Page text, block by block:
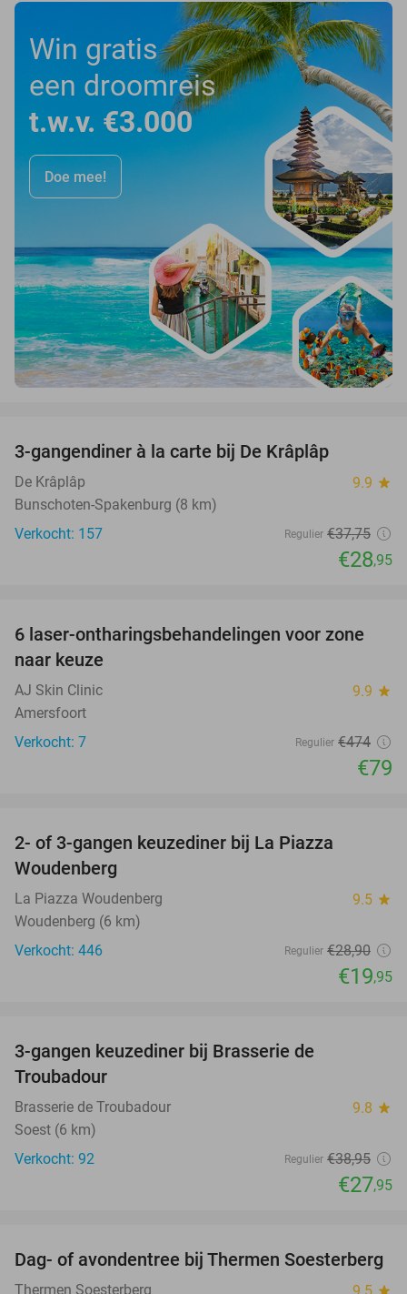
Win gratis
een droomreis
t.w.v. €3.000
Doe mee!
3-gangendiner à la carte bij De Krâplâp
De Krâplâp 9.9 star
Bunschoten-Spakenburg (8 km)
Verkocht: 157
Regulier €37,75
€28,95
83%
6 laser-ontharingsbehandelingen voor zone
naar keuze
AJ Skin Clinic 9.9 star
Amersfoort
Verkocht: 7
Regulier €474
€79
2- of 3-gangen keuzediner bij La Piazza
Woudenberg
La Piazza Woudenberg 9.5 star
Woudenberg (6 km)
Verkocht: 446
Regulier €28,90
€19,95
3-gangen keuzediner bij Brasserie de
Troubadour
Brasserie de Troubadour 9.8 star
Soest (6 km)
Verkocht: 92
Regulier €38,95
€27,95
29%
Dag- of avondentree bij Thermen Soesterberg
Thermen Soesterberg star